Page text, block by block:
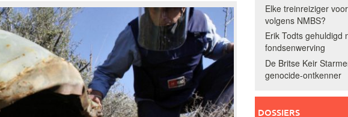
Elke treinreiziger
volgens NMBS?
Erik Todts gehuldigd
fondsenwerving
De Britse Keir
genocide-ontkenner
DOSSIERS